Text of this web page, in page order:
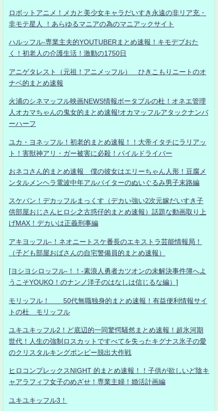
ロボットアニメ！メカと美少女キャラだいすき永遠の非リア充・
非モテ星人 ！あらゆるマニアの為のマニアックサイト
ハルッフル-専業主夫的YOUTUBERまとめ速報！キモデブおた
く！初老人の介護生活！激動の1750日
アニゲタレスト（元祖！アニメッフル） ひきこもりニートのオ
ナベ的まとめ速報
火浦のシネマッフル映画NEWS情報ポータブルの杜！オネエ管理
人オカマちゃんの鬼女的まとめ速報!オカマッフルアタックナンバ
ーハーフ
ユカ・ヨネッフル！初老的まとめ速報！！大帝イタチにラリアッ
ト！害獣神アリ・ガー被害に必殺！パイルドライバー
おネコさん的まとめ速報 僕の彼女はエリーちゃん人形！豆腐メ
ンタルメンヘラ電波中年アルバイターのぬいぐるみ男子末路編
スケバン！デカッフルまっくす（デカい強い2次元嫁だいすき子
供部屋おじさんヒロシ之古惑仔的まとめ速報）話題な動画取り上
げMAX！デカいは正義刑事編
アキヨッフル-！ネオニートスケ番長のエキストラ芸能情報局！
（子ども部屋おばさんの自宅警備員的まとめ速報）
[ヨシヨシロッフル-！！-素浪人勇者カツオンの未解決事件簿へよ
うこそYOUKO！のナンノ洋子のはなしは信じるな編）]
モリッフル！ 50代無職独身的まとめ速報！有益便利情報サイ
トの杜 モリッフル
ユキユキッフル2！ど底辺的一同驚愕騒然まとめ速報！超氷河期
世代！人生の強制ロスカットですべてを失ったキグナス氷子の愛
のクリスタルキングボンビー脱出大作戦
ヒロコンプレックスNIGHT 的まとめ速報！！子供が欲しいど陰キ
ャアラフィフ女子のめざせ！専業主婦！婚活計画編
ユキユキッフル3！